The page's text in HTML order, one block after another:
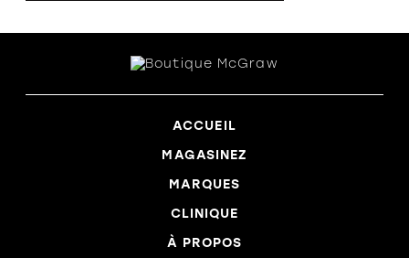
ACCUEIL
MAGASINEZ
MARQUES
CLINIQUE
À PROPOS